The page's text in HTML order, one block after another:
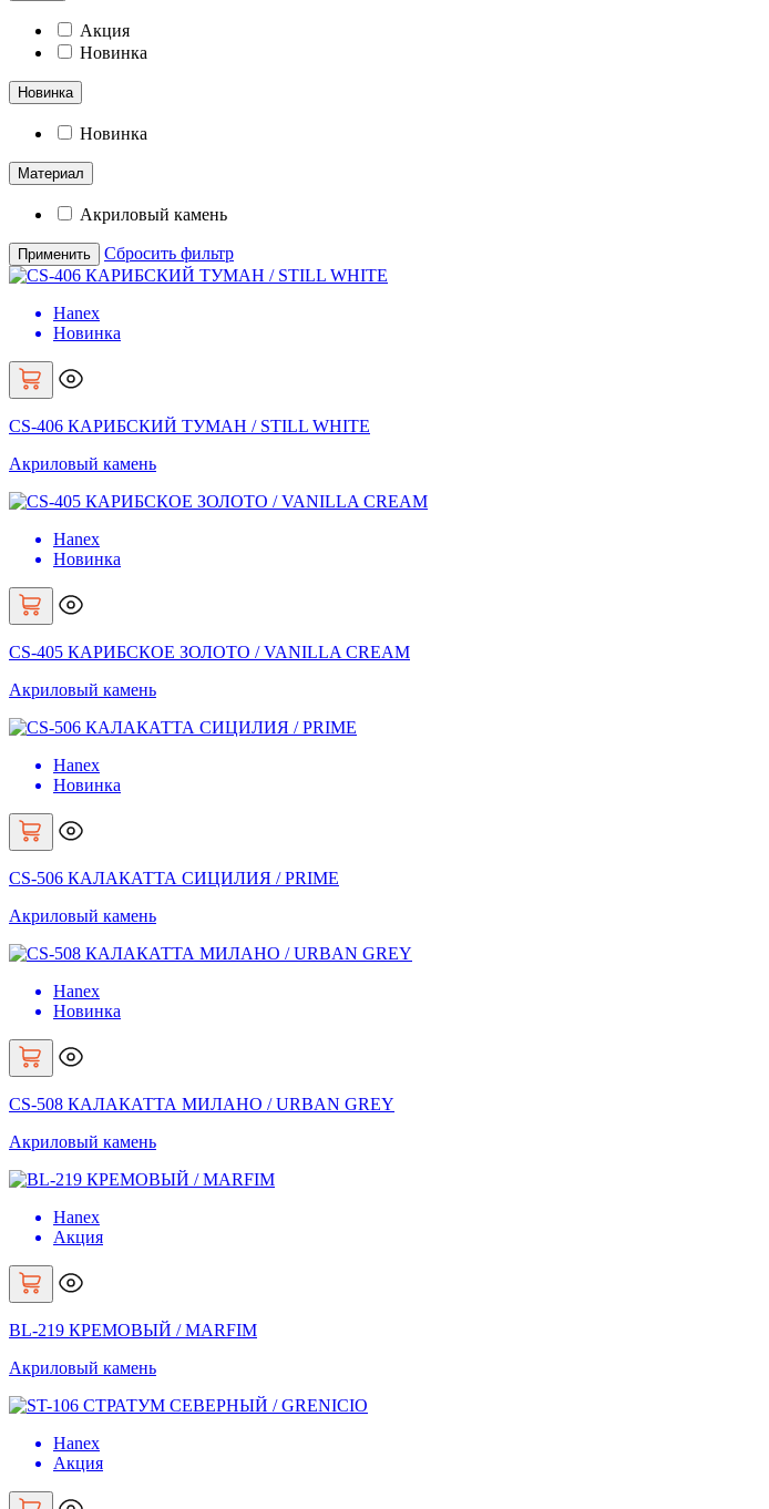
Акция
Новинка
Новинка
Новинка
Материал
Акриловый камень
Сбросить фильтр
Hanex
Новинка
CS-406 КАРИБСКИЙ ТУМАН / STILL WHITE
Акриловый камень
Hanex
Новинка
CS-405 КАРИБСКОЕ ЗОЛОТО / VANILLA CREAM
Акриловый камень
Hanex
Новинка
CS-506 КАЛАКАТТА СИЦИЛИЯ / PRIME
Акриловый камень
Hanex
Новинка
CS-508 КАЛАКАТТА МИЛАНО / URBAN GREY
Акриловый камень
Hanex
Акция
BL-219 КРЕМОВЫЙ / MARFIM
Акриловый камень
Hanex
Акция